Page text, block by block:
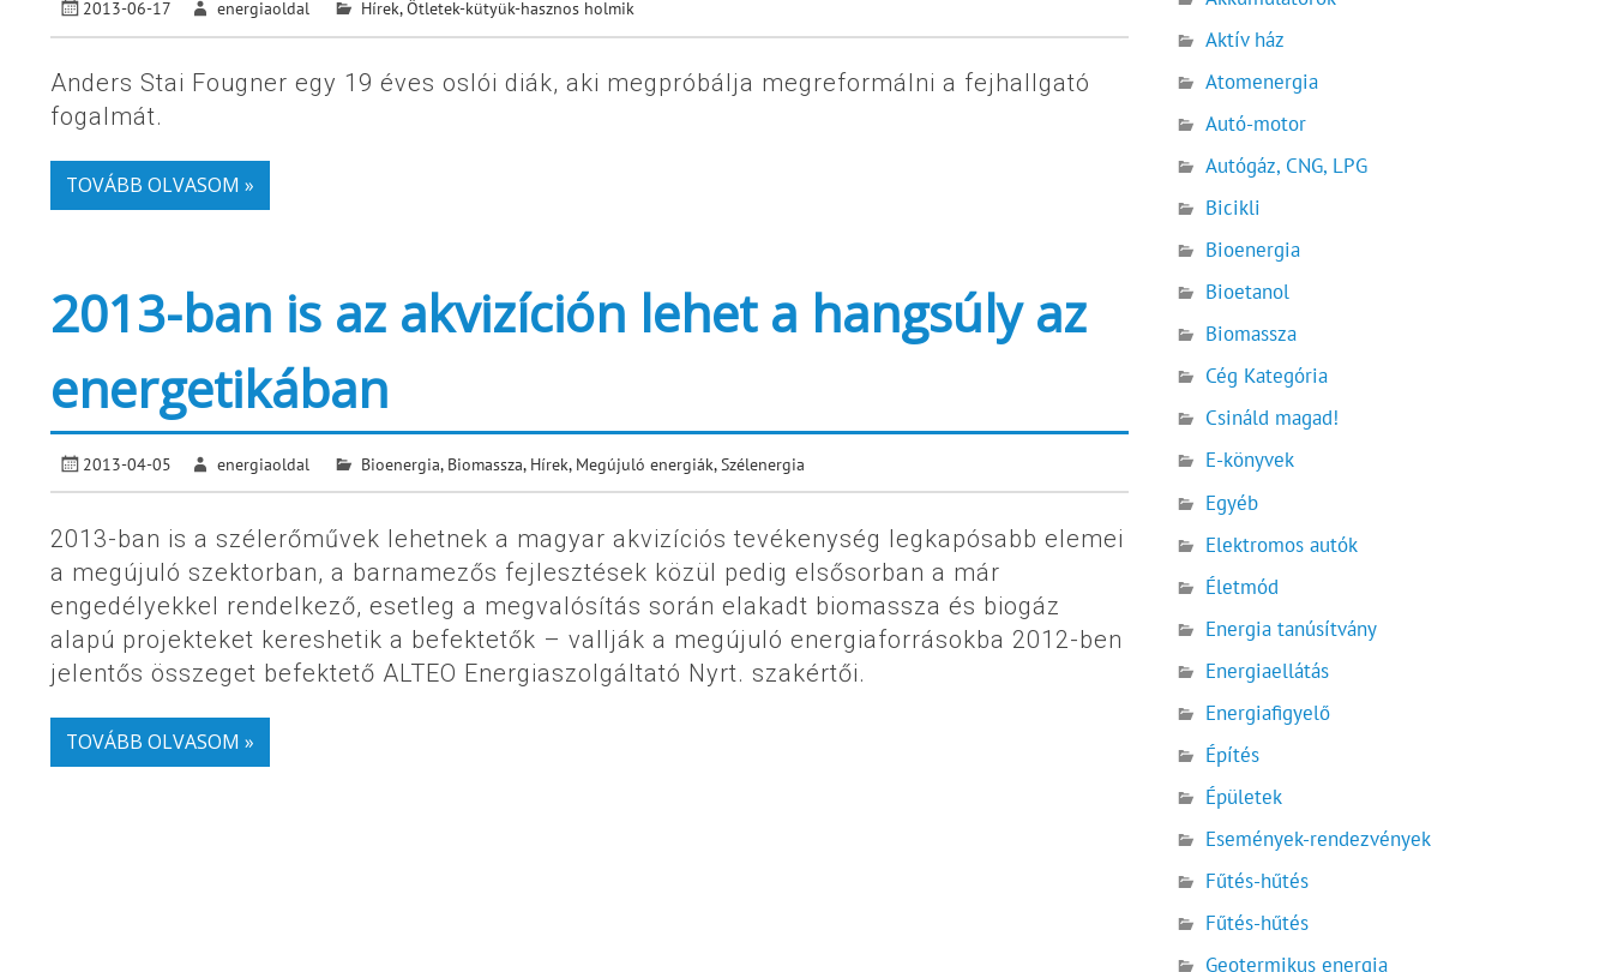
2013-06-17 energiaoldal Hírek,Ötletek-kütyük-hasznos holmik
Anders Stai Fougner egy 19 éves oslói diák, aki megpróbálja megreformálni a fejhallgató
fogalmát.
TOVÁBB OLVASOM »
2013-ban is az akvizíción lehet a hangsúly az
energetikában
2013-04-05 energiaoldal Bioenergia, Biomassza, Hírek, Megújuló energiák,Szélenergia
2013-ban is a szélerőművek lehetnek a magyar akvizíciós tevékenység legkapósabb elemei
a megújuló szektorban, a barnamezős fejlesztések közül pedig elsősorban a már
engedélyekkel rendelkező, esetleg a megvalósítás során elakadt biomassza és biogáz
alapú projekteket kereshetik a befektetők – vallják a megújuló energiaforrásokba 2012-ben
jelentős összeget befektető ALTEO Energiaszolgáltató Nyrt. szakértői.
TOVÁBB OLVASOM »
Aktív ház
Atomenergia
Autó-motor
Autógáz, CNG, LPG
Bicikli
Bioenergia
Bioetanol
Biomassza
Cég Kategória
Csináld magad!
E-könyvek
Egyéb
Elektromos autók
Életmód
Energia tanúsítvány
Energiaellátás
Energiafigyelő
Építés
Épületek
Események-rendezvények
Fűtés-hűtés
Fűtés-hűtés
Geotermikus energia